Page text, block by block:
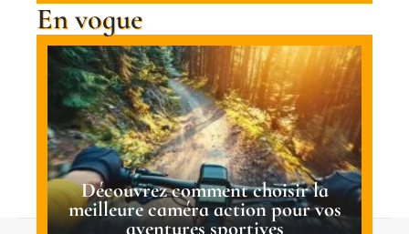
En vogue
Découvrez comment choisir la
meilleure caméra action pour vos
aventures sportives